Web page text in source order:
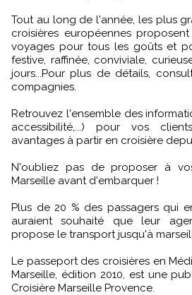
Tout au long de l'année, les plus
croisières européennes
voyages pour tous les goûts et
festive, raffinée, conviviale,
jours...Pour plus de détails,
compagnies.
Retrouvez l'ensemble des
accessibilité,...) pour vos
avantages à partir en croisière
N'oubliez pas de proposer à
Marseille avant d'embarquer !
Plus de 20 % des passagers qui
auraient souhaité que leur
propose le transport jusqu'à
Le passeport des croisières en
Marseille, édition 2010, est une
Croisière Marseille Provence.